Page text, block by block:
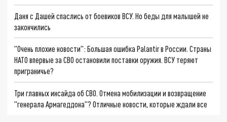
Даня с Дашей спаслись от боевиков ВСУ. Но беды для малышей не
закончились
"Очень плохие новости": Большая ошибка Palantir в России. Страны
НАТО впервые за СВО остановили поставки оружия. ВСУ теряют
приграничье?
Три главных инсайда об СВО. Отмена мобилизации и возвращение
"генерала Армагеддона"? Отличные новости, которые ждали все